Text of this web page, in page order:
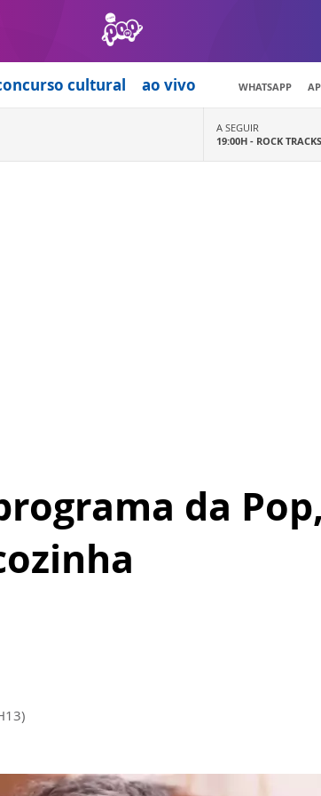
cultural ao vivo WHATSAPP
A SEGUIR
19:00H - ROCK TRACKS
da